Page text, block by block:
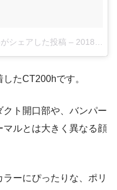
シェアした投稿 – 2018年 2月月22日午前10時49分PST
たCT200hです。
ト開口部や、バンパー
ルとは大きく異なる顔
ーにぴったりな、ポリ